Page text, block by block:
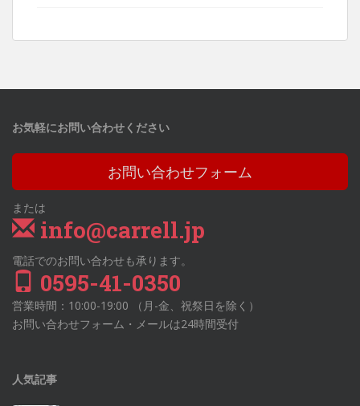
お気軽にお問い合わせください
お問い合わせフォーム
または
info@carrell.jp
電話でのお問い合わせも承ります。
0595-41-0350
営業時間：10:00-19:00 （月-金、祝祭日を除く）
お問い合わせフォーム・メールは24時間受付
人気記事